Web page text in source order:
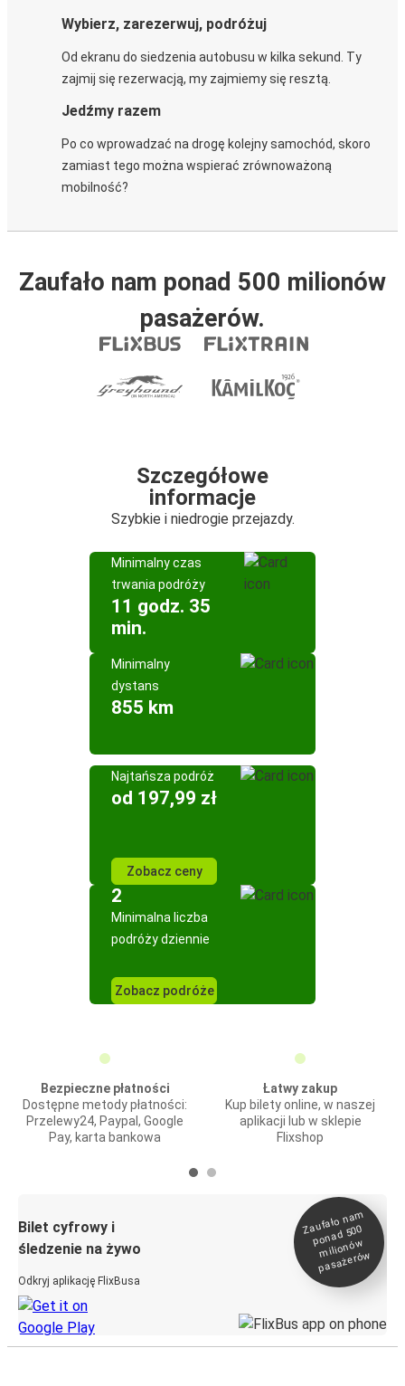
Wybierz, zarezerwuj, podróżuj
Od ekranu do siedzenia autobusu w kilka sekund. Ty
zajmij się rezerwacją, my zajmiemy się resztą.
Jedźmy razem
Po co wprowadzać na drogę kolejny samochód, skoro
zamiast tego można wspierać zrównoważoną
mobilność?
Zaufało nam ponad 500 milionów
pasażerów.
Szczegółowe
informacje
Szybkie i niedrogie przejazdy.
Minimalny czas
trwania podróży
11 godz. 35
min.
Minimalny
dystans
855 km
Najtańsza podróż
od 197,99 zł
Zobacz ceny
2
Minimalna liczba
podróży dziennie
Zobacz podróże
Bezpieczne płatności
Dostępne metody płatności:
Przelewy24, Paypal, Google
Pay, karta bankowa
Łatwy zakup
Kup bilety online, w naszej
aplikacji lub w sklepie
Flixshop
Bilet cyfrowy i
śledzenie na żywo
Odkryj aplikację FlixBusa
Zaufało na
m
ponad 500
milionó
w
pasażeró
w